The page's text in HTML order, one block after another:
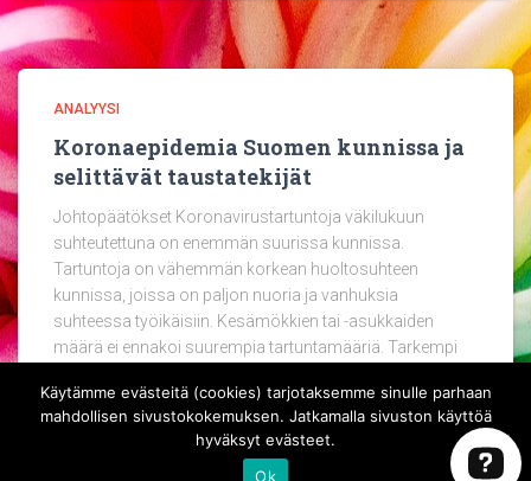
ANALYYSI
Koronaepidemia Suomen kunnissa ja
selittävät taustatekijät
Johtopäätökset Koronavirustartuntoja väkilukuun
suhteutettuna on enemmän suurissa kunnissa.
Tartuntoja on vähemmän korkean huoltosuhteen
kunnissa, joissa on paljon nuoria ja vanhuksia
suhteessa työikäisiin. Kesämökkien tai -asukkaiden
määrä ei ennakoi suurempia tartuntamääriä. Tarkempi
Käytämme evästeitä (cookies) tarjotaksemme sinulle parhaan
mahdollisen sivustokokemuksen. Jatkamalla sivuston käyttöä
hyväksyt evästeet.
Ok